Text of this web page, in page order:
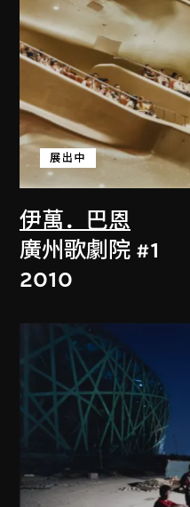
伊萬．巴恩
展出中
廣州歌劇院 #1
2010